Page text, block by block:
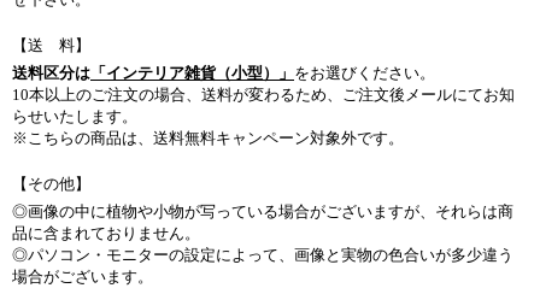
【送 料】
送料区分は 「インテリア雑貨（小型）」 をお選びください。
10本以上のご注文の場合、送料が変わるため、ご注文後メールにてお知
らせいたします。
※こちらの商品は、送料無料キャンペーン対象外です。
【その他】
◎画像の中に植物や小物が写っている場合がございますが、それらは商
品に含まれておりません。
◎パソコン・モニターの設定によって、画像と実物の色合いが多少違う
場合がございます。